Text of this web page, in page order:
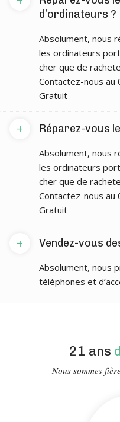
d’ordinateurs ?
Absolument, nous
les ordinateurs
cher que de
Contactez-nous au
Gratuit
Réparez-vous
+
Absolument, nous
les ordinateurs
cher que de
Contactez-nous au
Gratuit
Vendez-vous
+
Absolument, nous
téléphones et
21 ans
Nous sommes